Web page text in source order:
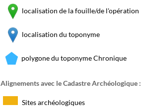
localisation de la fouille/de l'opération
localisation du toponyme
polygone du toponyme Chronique
Alignements avec le Cadastre Archéologique :
Sites archéologiques